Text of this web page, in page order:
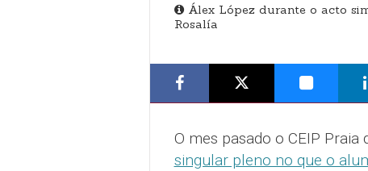
Álex López durante o acto
Rosalía
O mes pasado o CEIP Praia
singular pleno no que o